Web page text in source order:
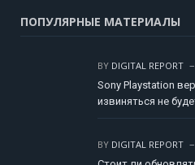
ПОПУЛЯРНЫЕ МАТЕРИАЛЫ
BY DIGITAL REPORT
Sony Playstation
извиняться не
BY DIGITAL REPORT